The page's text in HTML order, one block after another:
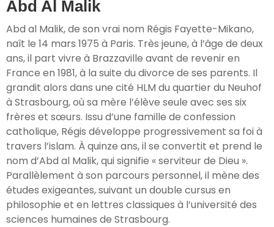
Abd Al Malik
Abd al Malik, de son vrai nom Régis Fayette-Mikano,
naît le 14 mars 1975 à Paris. Très jeune, à l’âge de deux
ans, il part vivre à Brazzaville avant de revenir en
France en 1981, à la suite du divorce de ses parents. Il
grandit alors dans une cité HLM du quartier du Neuhof
à Strasbourg, où sa mère l’élève seule avec ses six
frères et sœurs. Issu d’une famille de confession
catholique, Régis développe progressivement sa foi à
travers l’islam. À quinze ans, il se convertit et prend le
nom d’Abd al Malik, qui signifie « serviteur de Dieu ».
Parallèlement à son parcours personnel, il mène des
études exigeantes, suivant un double cursus en
philosophie et en lettres classiques à l’université des
sciences humaines de Strasbourg.